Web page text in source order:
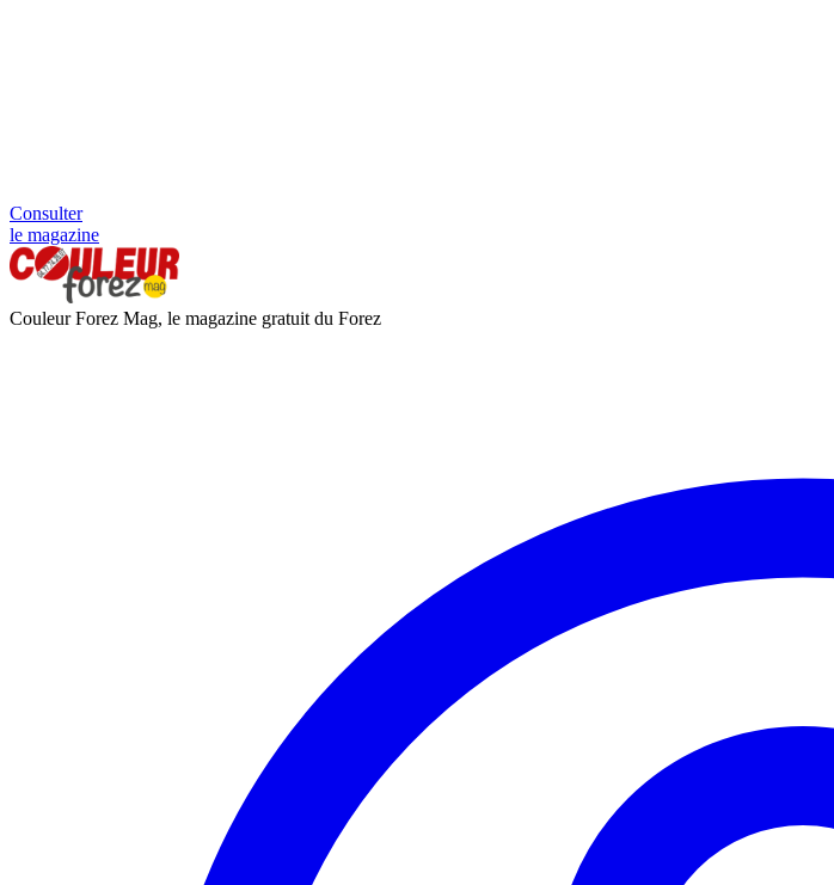
Consulter
le magazine
Couleur Forez Mag, le magazine gratuit du Forez